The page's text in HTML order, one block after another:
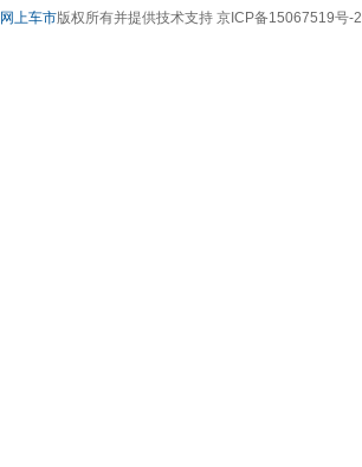
网上车市版权所有并提供技术支持 京ICP备15067519号-2